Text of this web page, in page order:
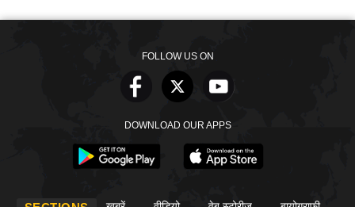
FOLLOW US ON
DOWNLOAD OUR APPS